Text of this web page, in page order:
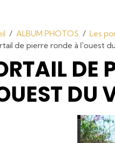
ALBUM PHOTOS
Les
de pierre ronde à l'ouest
DE
DU